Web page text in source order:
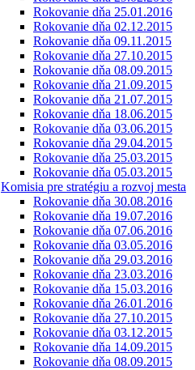
Rokovanie dňa 25.01.2016
Rokovanie dňa 02.12.2015
Rokovanie dňa 09.11.2015
Rokovanie dňa 27.10.2015
Rokovanie dňa 08.09.2015
Rokovanie dňa 21.09.2015
Rokovanie dňa 21.07.2015
Rokovanie dňa 18.06.2015
Rokovanie dňa 03.06.2015
Rokovanie dňa 29.04.2015
Rokovanie dňa 25.03.2015
Rokovanie dňa 05.03.2015
Komisia pre stratégiu a rozvoj mesta
Rokovanie dňa 30.08.2016
Rokovanie dňa 19.07.2016
Rokovanie dňa 07.06.2016
Rokovanie dňa 03.05.2016
Rokovanie dňa 29.03.2016
Rokovanie dňa 23.03.2016
Rokovanie dňa 15.03.2016
Rokovanie dňa 26.01.2016
Rokovanie dňa 27.10.2015
Rokovanie dňa 03.12.2015
Rokovanie dňa 14.09.2015
Rokovanie dňa 08.09.2015